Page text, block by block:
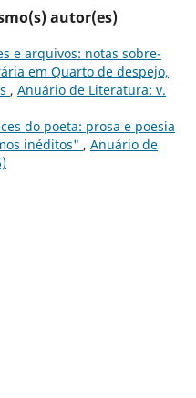
autor(es)
e arquivos: notas sobre-
em Quarto de despejo,
, Anuário de Literatura: v.
do poeta: prosa e poesia
inéditos" , Anuário de